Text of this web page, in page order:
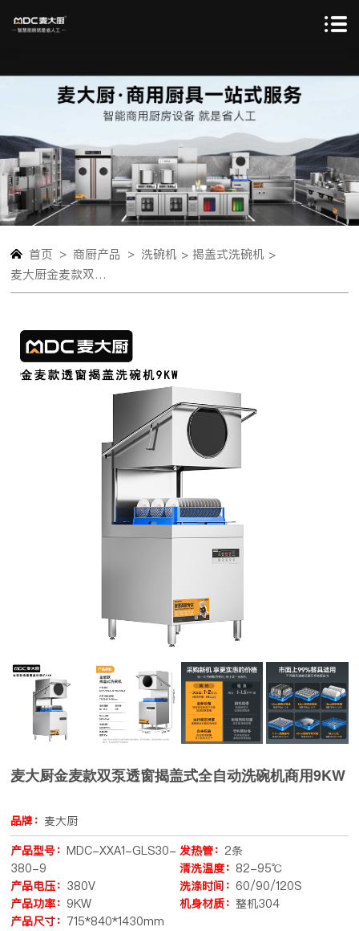
首页 > 商厨产品 > 洗碗机 > 揭盖式洗碗机 >
麦大厨金麦款双泵透窗揭盖式全自动洗碗机商用9KW
麦大厨金麦款双泵透窗揭盖式全自动洗碗机商用9KW
品牌： 麦大厨
产品型号：MDC-XXA1-GLS30-
380-9
产品电压： 380V
产品功率： 9KW
产品尺寸： 715*840*1430mm
发热管： 2条
清洗温度： 82-95℃
洗涤时间： 60/90/120S
机身材质： 整机304